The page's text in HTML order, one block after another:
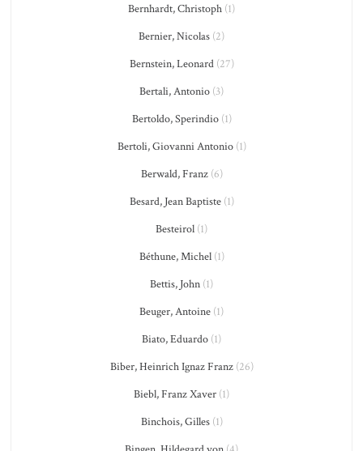
Bernhardt, Christoph (1)
Bernier, Nicolas (2)
Bernstein, Leonard(27)
Bertali, Antonio (3)
Bertoldo, Sperindio(1)
Bertoli, Giovanni Antonio(1)
Berwald, Franz(6)
Besard, Jean Baptiste(1)
Besteirol (1)
Béthune, Michel(1)
Bettis, John (1)
Beuger, Antoine (1)
Biato, Eduardo (1)
Biber, Heinrich Ignaz Franz(26)
Biebl, Franz Xaver (1)
Binchois, Gilles(1)